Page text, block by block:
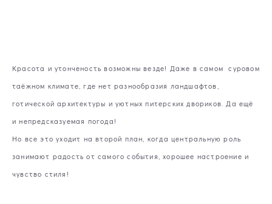
Красота и утонченость возможны везде! Даже в самом суровом
таёжном климате, где нет разнообразия ландшафтов,
готической архитектуры и уютных питерских двориков. Да ещё
и непредсказуемая погода!
Но все это уходит на второй план, когда центральную роль
занимают радость от самого события, хорошее настроение и
чувство стиля!